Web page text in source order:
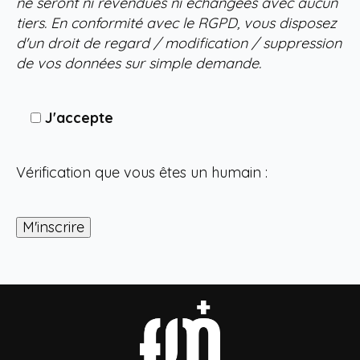
tiers. En conformité avec le RGPD, vous disposez
d'un droit de regard / modification / suppression
de vos données sur simple demande.
J'accepte
Vérification que vous êtes un humain :